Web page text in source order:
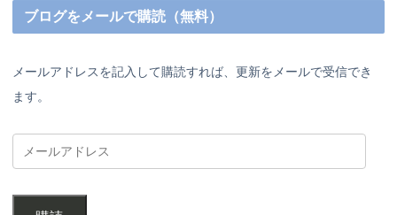
ブログをメールで購読（無料）
メールアドレスを記入して購読すれば、更新をメールで受信でき
ます。